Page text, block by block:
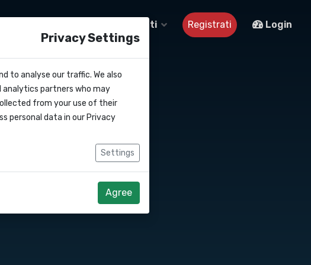
Contatti Registrati Login
Privacy Settings
to analyse our traffic. We also
analytics partners who may
from your use of their
personal data in our Privacy
Settings
Agree